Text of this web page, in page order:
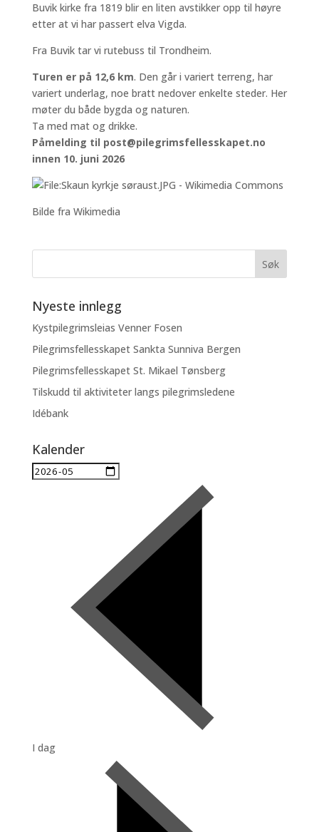
Buvik kirke fra 1819 blir en liten avstikker opp til høyre
etter at vi har passert elva Vigda.
Fra Buvik tar vi rutebuss til Trondheim.
Turen er på 12,6 km. Den går i variert terreng, har
variert underlag, noe bratt nedover enkelte steder. Her
møter du både bygda og naturen.
Ta med mat og drikke.
Påmelding til post@pilegrimsfellesskapet.no
innen 10. juni 2026
Bilde fra Wikimedia
Nyeste innlegg
Kystpilegrimsleias Venner Fosen
Pilegrimsfellesskapet Sankta Sunniva Bergen
Pilegrimsfellesskapet St. Mikael Tønsberg
Tilskudd til aktiviteter langs pilegrimsledene
Idébank
Kalender
I dag